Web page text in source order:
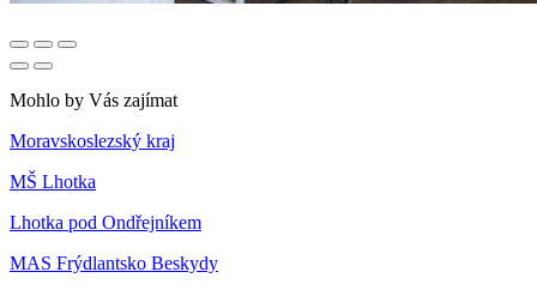
Mohlo by Vás zajímat
Moravskoslezský kraj
MŠ Lhotka
Lhotka pod Ondřejníkem
MAS Frýdlantsko Beskydy